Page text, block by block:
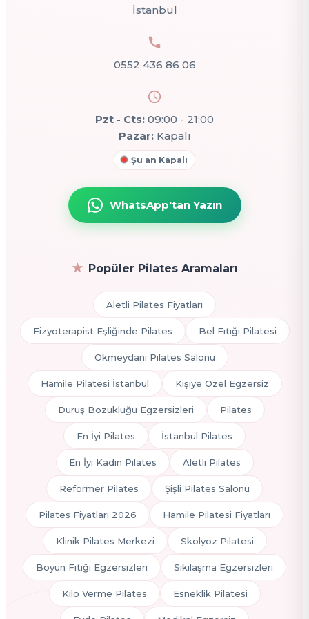
İstanbul
0552 436 86 06
Pzt - Cts: 09:00 - 21:00
Pazar:Kapalı
Şu an Kapalı
WhatsApp'tan Yazın
Popüler Pilates Aramaları
Aletli Pilates Fiyatları
Fizyoterapist Eşliğinde Pilates Bel Fıtığı Pilatesi
Okmeydanı Pilates Salonu
Hamile Pilatesi İstanbul Kişiye Özel Egzersiz
Duruş Bozukluğu Egzersizleri Pilates
En İyi Pilates İstanbul Pilates
En İyi Kadın Pilates Aletli Pilates
Reformer Pilates Şişli Pilates Salonu
Pilates Fiyatları 2026 Hamile Pilatesi Fiyatları
Klinik Pilates Merkezi Skolyoz Pilatesi
Boyun Fıtığı Egzersizleri Sıkılaşma Egzersizleri
Kilo Verme Pilates Esneklik Pilatesi